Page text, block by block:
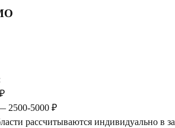
2500-5000 ₽
рассчитываются индивидуально в